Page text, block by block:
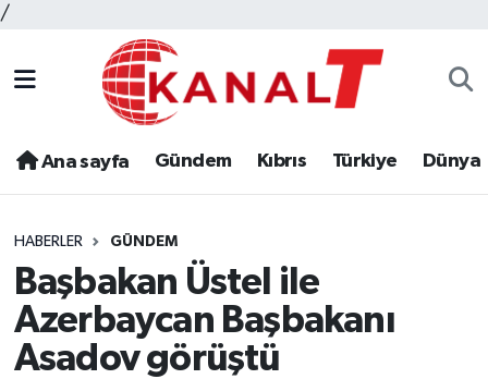
/
Ana sayfa Gündem Kıbrıs Türkiye Dünya
HABERLER GÜNDEM
Başbakan Üstel ile
Azerbaycan Başbakanı
Asadov görüştü